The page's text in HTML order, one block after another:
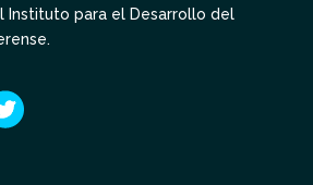
Instituto para el Desarrollo del